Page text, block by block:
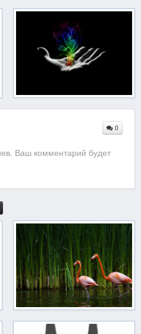
0
Ваш комментарий будет